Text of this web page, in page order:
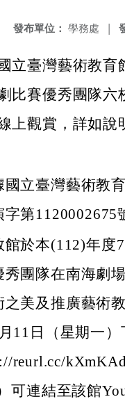
發布單位： 學務處 |
立臺灣藝術教育
比賽優秀團隊六
上觀賞，詳如說
國立臺灣藝術教
字第1120002675
館於本(112)年度
秀團隊在南海劇
之美及推廣藝術
11日（星期一
reurl.cc/
可連結至該館